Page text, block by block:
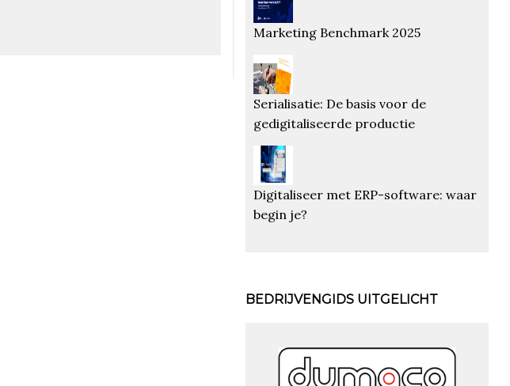
Marketing Benchmark 2025
Serialisatie: De basis voor de
gedigitaliseerde productie
Digitaliseer met ERP-software: waar
begin je?
BEDRIJVENGIDS UITGELICHT